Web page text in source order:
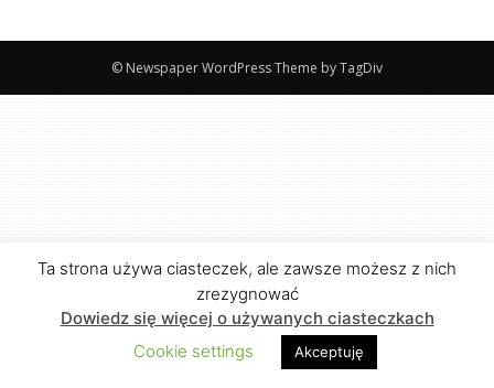
© Newspaper WordPress Theme by TagDiv
Ta strona używa ciasteczek, ale zawsze możesz z nich
zrezygnować
Dowiedz się więcej o używanych ciasteczkach
Cookie settings
Akceptuję